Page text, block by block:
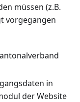
müssen (z.B.
vorgegangen
in
der Website